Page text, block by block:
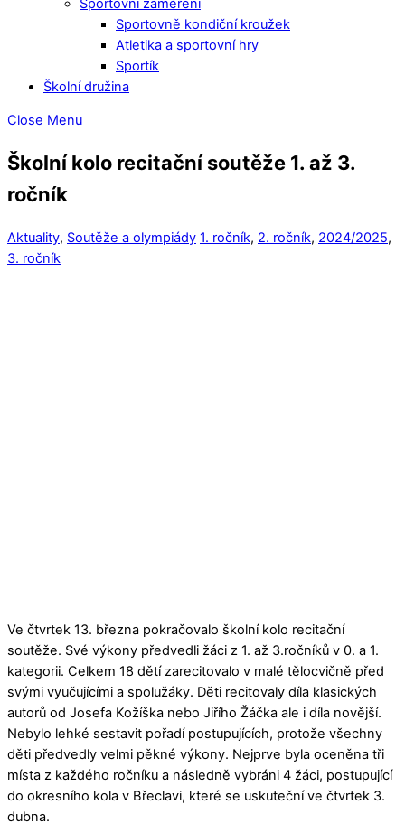
Sportovně kondiční kroužek
Atletika a sportovní hry
Sportík
Školní družina
Close Menu
Školní kolo recitační soutěže 1. až 3.
ročník
Aktuality, Soutěže a olympiády 1. ročník, 2. ročník, 2024/2025,
3. ročník
Ve čtvrtek 13. března pokračovalo školní kolo recitační
soutěže. Své výkony předvedli žáci z 1. až 3.ročníků v 0. a 1.
kategorii. Celkem 18 dětí zarecitovalo v malé tělocvičně před
svými vyučujícími a spolužáky. Děti recitovaly díla klasických
autorů od Josefa Kožíška nebo Jiřího Žáčka ale i díla novější.
Nebylo lehké sestavit pořadí postupujících, protože všechny
děti předvedly velmi pěkné výkony. Nejprve byla oceněna tři
místa z každého ročníku a následně vybráni 4 žáci, postupující
do okresního kola v Břeclavi, které se uskuteční ve čtvrtek 3.
dubna.